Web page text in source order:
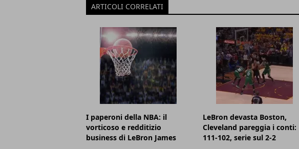
ARTICOLI CORRELATI
I paperoni della NBA: il
vorticoso e redditizio
business di LeBron James
LeBron devasta Boston,
Cleveland pareggia i conti:
111-102, serie sul 2-2